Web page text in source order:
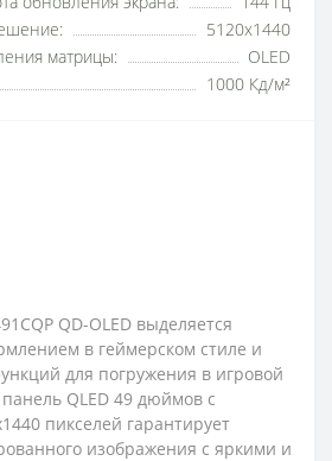
5120x1440
матрицы:
OLED
1000 Кд/м²
QD-OLED выделяется
в геймерском стиле и
для погружения в игровой
QLED 49 дюймов с
пикселей гарантирует
изображения с яркими и